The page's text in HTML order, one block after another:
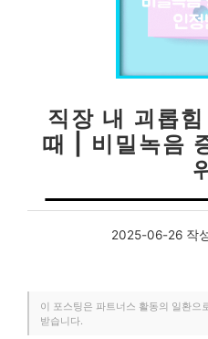
직장 내 괴롭
때 | 비밀녹음
위
2025-06-26 작
이 포스팅은 파트너스 활동의 일환으
받습니다.